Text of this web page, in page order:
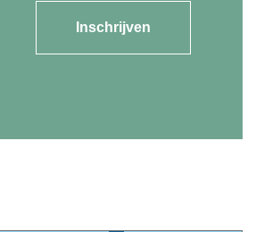
Inschrijven